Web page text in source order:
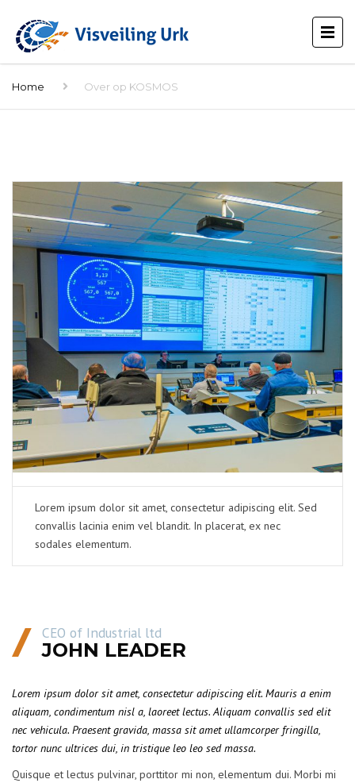
Home Over op KOSMOS
Lorem ipsum dolor sit amet, consectetur adipiscing elit. Sed
convallis lacinia enim vel blandit. In placerat, ex nec
sodales elementum.
CEO of Industrial ltd
JOHN LEADER
Lorem ipsum dolor sit amet, consectetur adipiscing elit. Mauris a enim
aliquam, condimentum nisl a, laoreet lectus. Aliquam convallis sed elit
nec vehicula. Praesent gravida, massa sit amet ullamcorper fringilla,
tortor nunc ultrices dui, in tristique leo leo sed massa.
Quisque et lectus pulvinar, porttitor mi non, elementum dui. Morbi mi